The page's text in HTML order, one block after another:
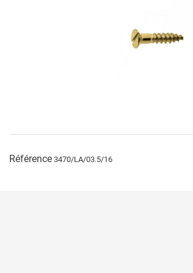
Référence 3470/LA/03.5/16